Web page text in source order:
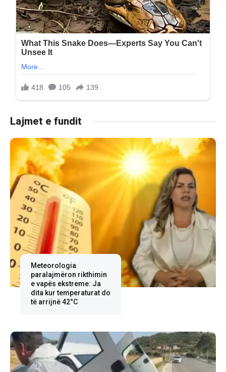
Lajmet e fundit
Meteorologia
paralajmëron rikthimin
e vapës ekstreme: Ja
dita kur temperaturat do
të arrijnë 42°C